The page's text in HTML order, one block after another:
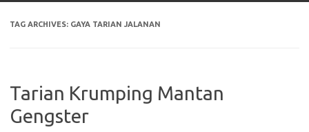
TAG ARCHIVES: GAYA TARIAN JALANAN
Tarian Krumping Mantan
Gengster